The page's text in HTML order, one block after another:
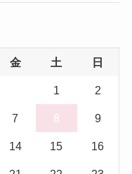
金 土 日
1 2
7 8 9
14 15 16